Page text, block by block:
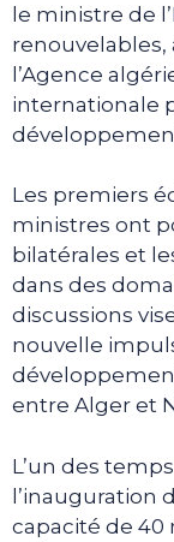
le ministre de
renouvelables,
l’Agence
internationale
Les premiers
ministres ont
bilatérales et
dans des
discussions
nouvelle
entre Alger et
L’un des
l’inauguration
capacité de 40